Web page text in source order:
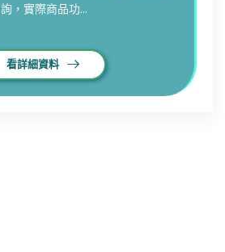
詢，實際商品功...
看詳細資料